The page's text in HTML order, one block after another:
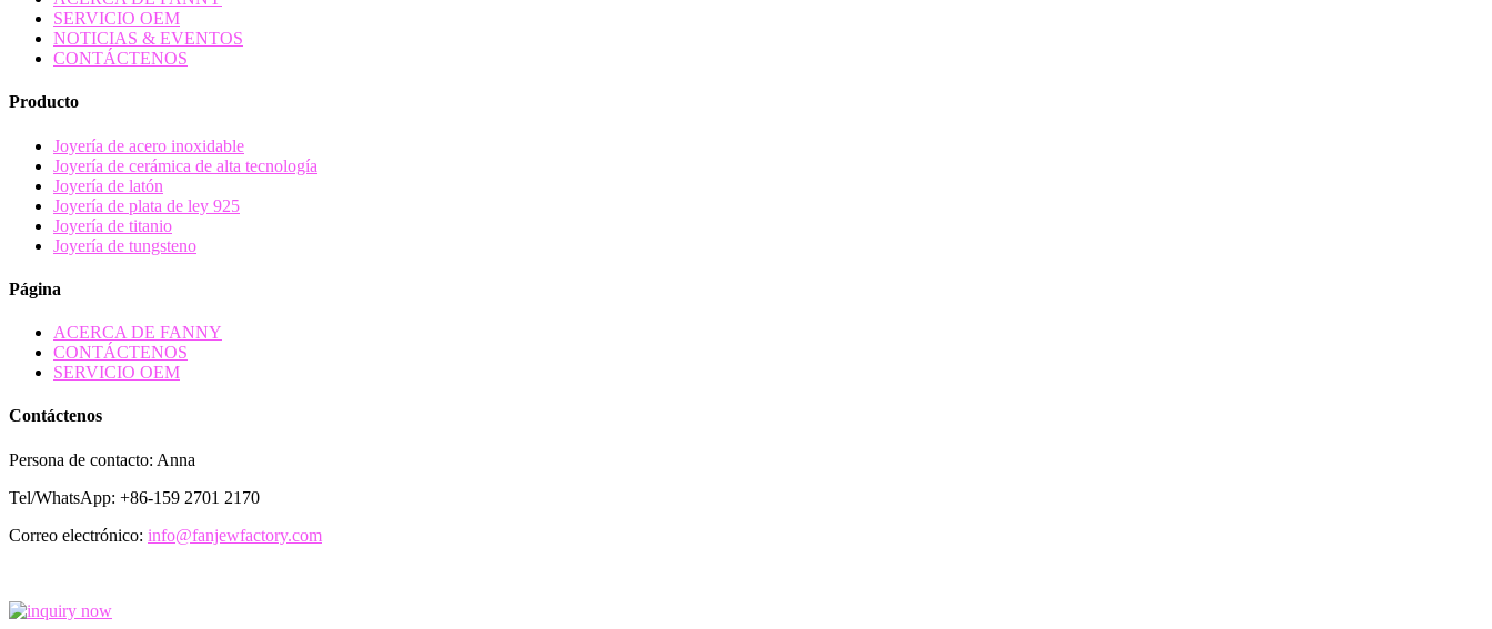
SERVICIO OEM
NOTICIAS & EVENTOS
CONTÁCTENOS
Producto
Joyería de acero inoxidable
Joyería de cerámica de alta tecnología
Joyería de latón
Joyería de plata de ley 925
Joyería de titanio
Joyería de tungsteno
Página
ACERCA DE FANNY
CONTÁCTENOS
SERVICIO OEM
Contáctenos
Persona de contacto: Anna
Tel/WhatsApp: +86-159 2701 2170
Correo electrónico: info@fanjewfactory.com